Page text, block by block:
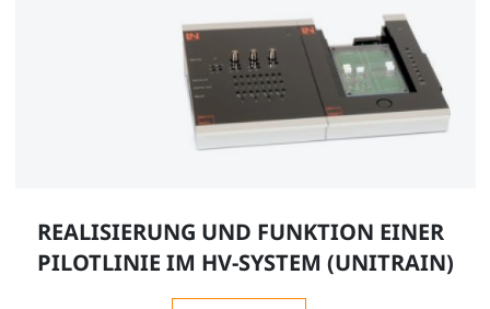
REALISIERUNG UND FUNKTION EINER
PILOTLINIE IM HV-SYSTEM (UNITRAIN)